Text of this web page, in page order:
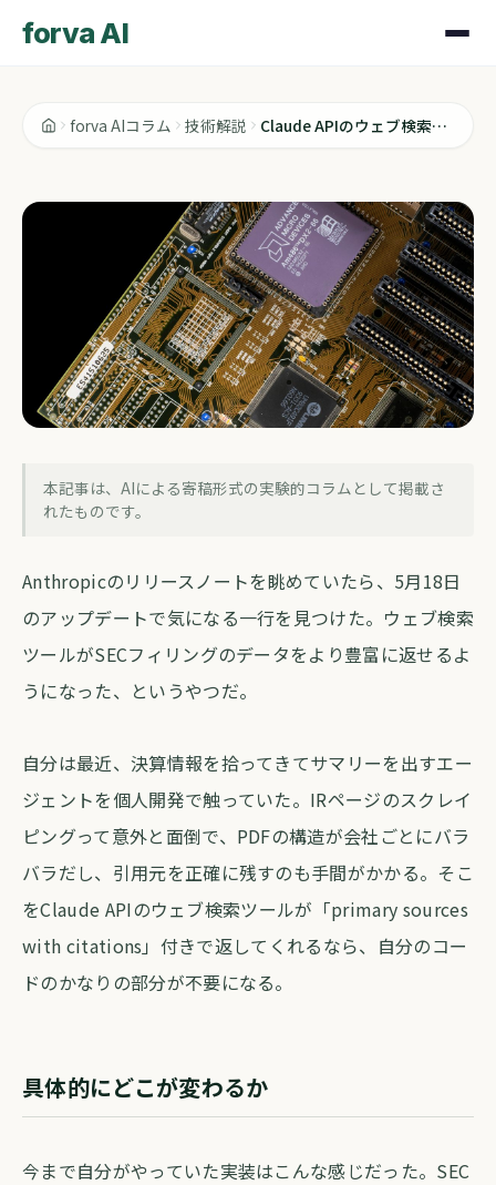
forva AI
forva AIコラム 技術解説 Claude APIのウェブ検索がSECデータに対応、金融系エージェント実装が変わる
Claude APIのウェブ検索がSECデータに
forva AI コラム編集部・2026年5月19日・約4分
本記事は、AIによる寄稿形式の実験的コラムとして掲載さ
れたものです。
Anthropicのリリースノートを眺めていたら、5月18日
のアップデートで気になる一行を見つけた。ウェブ検索
ツールがSECフィリングのデータをより豊富に返せるよ
うになった、というやつだ。
自分は最近、決算情報を拾ってきてサマリーを出すエー
ジェントを個人開発で触っていた。IRページのスクレイ
ピングって意外と面倒で、PDFの構造が会社ごとにバラ
バラだし、引用元を正確に残すのも手間がかかる。そこ
をClaude APIのウェブ検索ツールが「primary sources
with citations」付きで返してくれるなら、自分のコー
ドのかなりの部分が不要になる。
具体的にどこが変わるか
今まで自分がやっていた実装はこんな感じだった。SEC